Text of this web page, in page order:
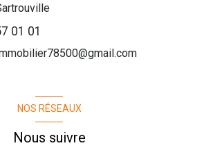
01 01
NOS RÉSEAUX
Nous suivre